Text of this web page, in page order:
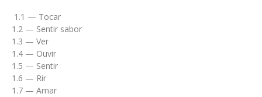
1.1 — Tocar
1.2 — Sentir sabor
1.3 — Ver
1.4 — Ouvir
1.5 — Sentir
1.6 — Rir
1.7 — Amar